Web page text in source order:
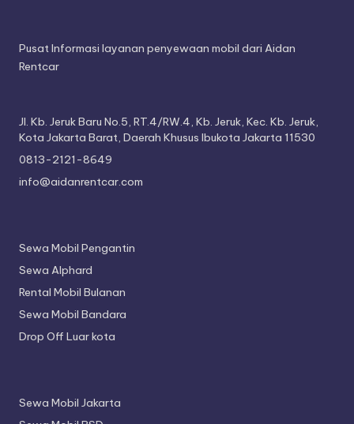
Pusat Informasi layanan penyewaan mobil dari Aidan
Rentcar
Jl. Kb. Jeruk Baru No.5, RT.4/RW.4, Kb. Jeruk, Kec. Kb. Jeruk,
Kota Jakarta Barat, Daerah Khusus Ibukota Jakarta 11530
0813-2121-8649
info@aidanrentcar.com
Sewa Mobil Pengantin
Sewa Alphard
Rental Mobil Bulanan
Sewa Mobil Bandara
Drop Off Luar kota
Sewa Mobil Jakarta